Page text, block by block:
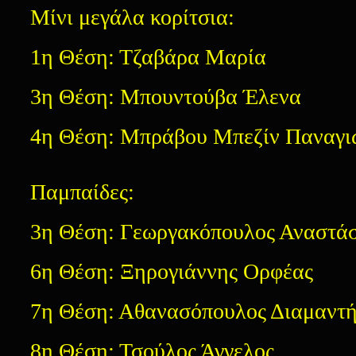
Μίνι μεγάλα κορίτσια:
1η Θέση: Τζαβάρα Μαρία
3η Θέση: Μπουντούβα Έλενα
4η Θέση: Μπράβου Μπεζίν
Παμπαίδες:
3η Θέση: Γεωργακόπουλος
6η Θέση: Ξηρογιάννης Ορφέας
7η Θέση: Αθανασόπουλος
8η Θέση: Τσούλος Άγγελος